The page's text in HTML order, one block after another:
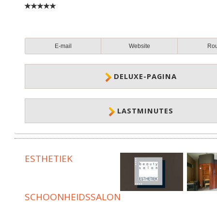
E-mail Website
DELUXE-PAGINA
LASTMINUTES
ESTHETIEK
SCHOONHEIDSSALON